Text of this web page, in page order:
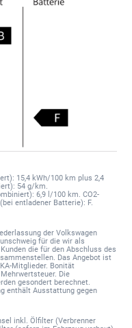
15,4 kWh/100 km plus 2,4
54 g/km.
6,9 l/100 km. CO2-
entladener Batterie): F.
der Volkswagen
für die wir als
die für den Abschluss des
Das Angebot ist
Mitglieder. Bonität
Die
gesondert berechnet.
enthält Ausstattung gegen
inkl. Ölfilter (Verbrenner